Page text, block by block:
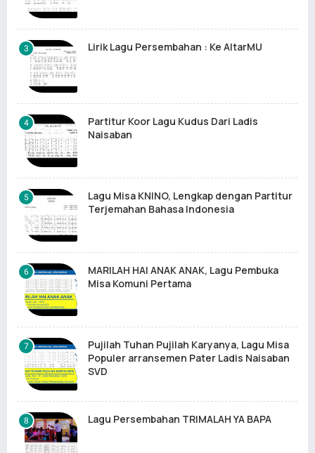
Lirik Lagu Persembahan : Ke AltarMU
Partitur Koor Lagu Kudus Dari Ladis
Naisaban
Lagu Misa KNINO, Lengkap dengan Partitur
Terjemahan Bahasa Indonesia
MARILAH HAI ANAK ANAK, Lagu Pembuka
Misa Komuni Pertama
Pujilah Tuhan Pujilah Karyanya, Lagu Misa
Populer arransemen Pater Ladis Naisaban
SVD
Lagu Persembahan TRIMALAH YA BAPA